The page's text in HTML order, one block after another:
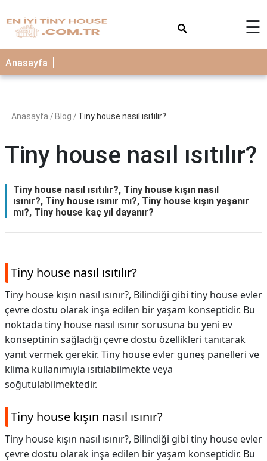
☰
Anasayfa
Anasayfa Blog Tiny house nasıl ısıtılır?
Tiny house nasıl ısıtılır?
Tiny house nasıl ısıtılır?, Tiny house kışın nasıl
ısınır?, Tiny house ısınır mı?, Tiny house kışın yaşanır
mı?, Tiny house kaç yıl dayanır?
Tiny house nasıl ısıtılır?
Tiny house kışın nasıl ısınır?, Bilindiği gibi tiny house evler
çevre dostu olarak inşa edilen bir yaşam konseptidir. Bu
noktada tiny house nasıl ısınır sorusuna bu yeni ev
konseptinin sağladığı çevre dostu özellikleri tanıtarak
yanıt vermek gerekir. Tiny house evler güneş panelleri ve
klima kullanımıyla ısıtılabilmekte veya
soğutulabilmektedir.
Tiny house kışın nasıl ısınır?
Tiny house kışın nasıl ısınır?, Bilindiği gibi tiny house evler
çevre dostu olarak inşa edilen bir yaşam konseptidir. Bu